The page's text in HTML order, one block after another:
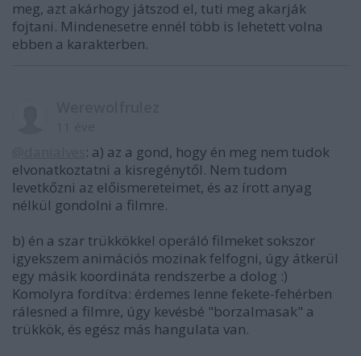
meg, azt akárhogy játszod el, tuti meg akarják
fojtani. Mindenesetre ennél több is lehetett volna
ebben a karakterben.
: a) az a gond, hogy én meg nem tudok
elvonatkoztatni a kisregénytől. Nem tudom
levetkőzni az előismereteimet, és az írott anyag
nélkül gondolni a filmre.
b) én a szar trükkökkel operáló filmeket sokszor
igyekszem animációs mozinak felfogni, úgy átkerül
egy másik koordináta rendszerbe a dolog :)
Komolyra fordítva: érdemes lenne fekete-fehérben
rálesned a filmre, úgy kevésbé "borzalmasak" a
trükkök, és egész más hangulata van.